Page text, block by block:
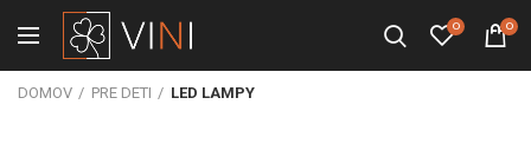
0 0
DOMOV PRE DETI LED LAMPY